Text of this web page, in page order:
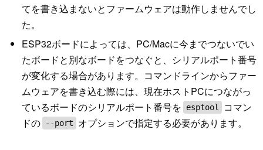
てを書き込まないとファームウェアは動作しませんでし
た。
ESP32ボードによっては、PC/Macに今までつないでい
たボードと別なボードをつなぐと、シリアルポート番号
が変化する場合があります。コマンドラインからファー
ムウェアを書き込む際には、現在ホストPCにつながっ
ているボードのシリアルポート番号を
esptool
コマン
ドの
--port オプションで指定する必要があります。